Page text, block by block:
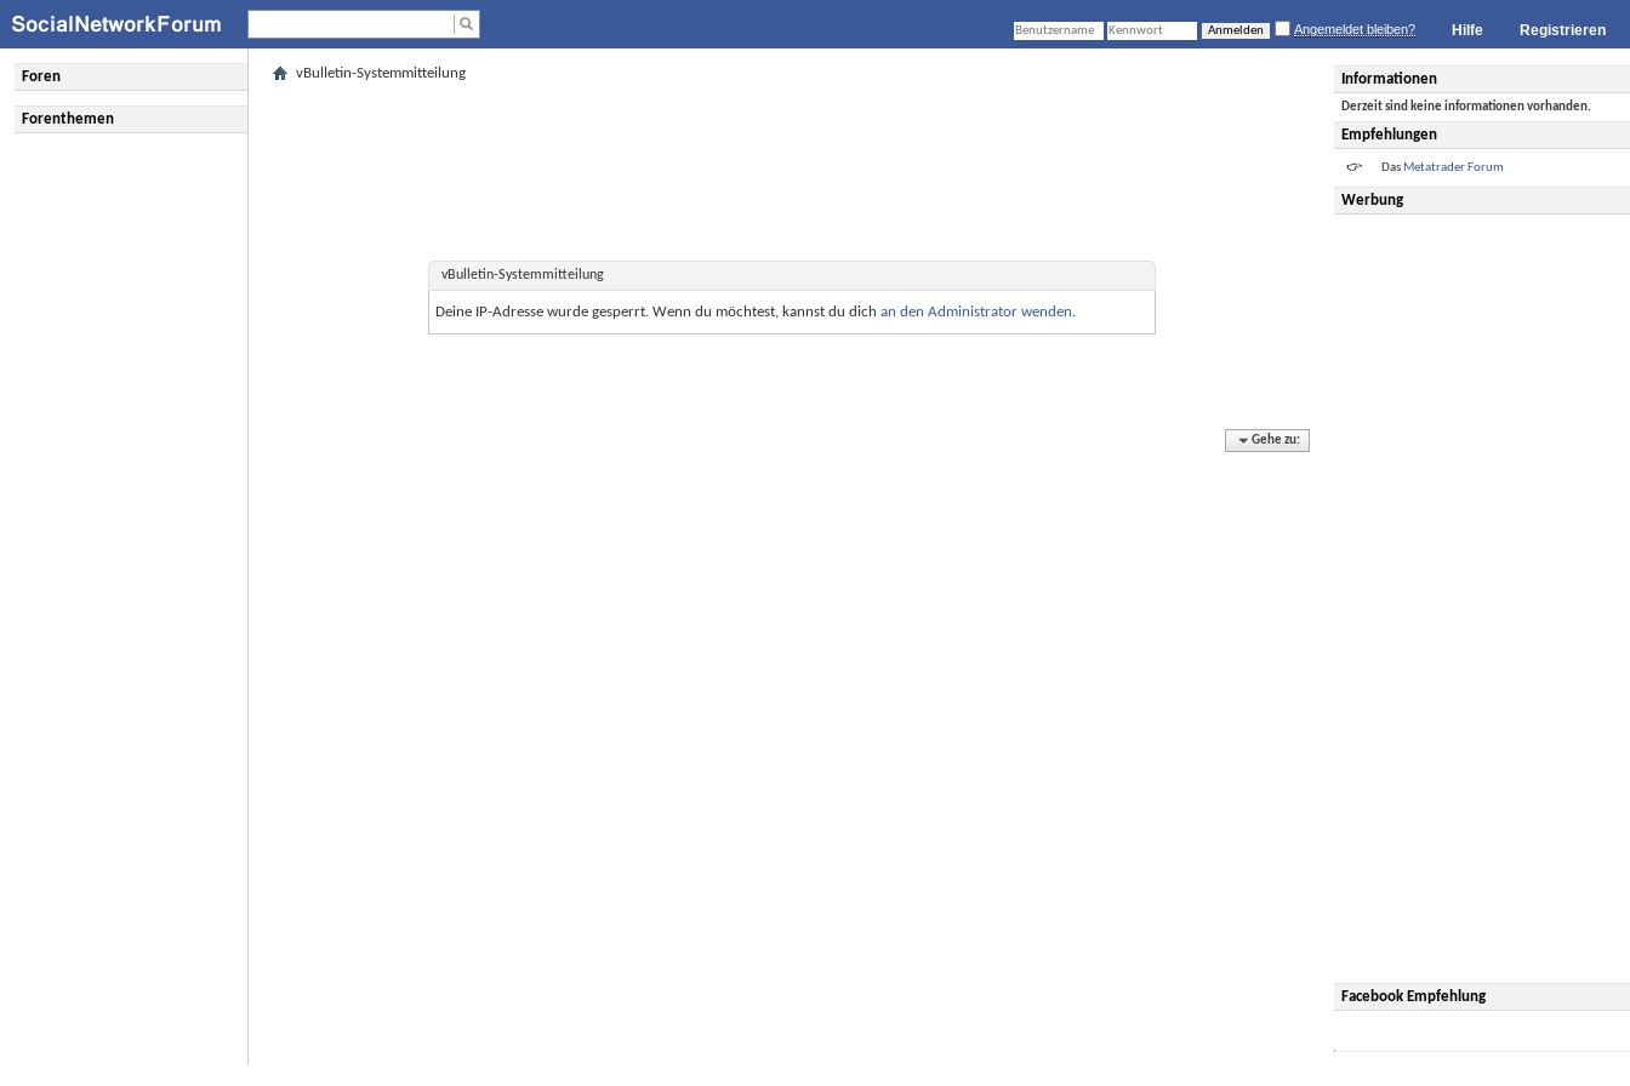
Registrieren
Hilfe
Angemeldet bleiben?
Informationen
Derzeit sind keine informationen vorhanden.
Empfehlungen
Das Metatrader Forum
Werbung
Facebook Empfehlung
Foren
Forenthemen
vBulletin-Systemmitteilung
vBulletin-Systemmitteilung
Deine IP-Adresse wurde gesperrt. Wenn du möchtest, kannst du dich an den Administrator wenden.
Gehe zu: